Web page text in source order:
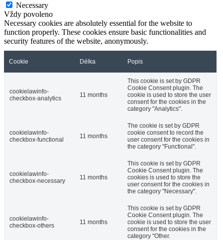
Necessary
Vždy povoleno
Necessary cookies are absolutely essential for the website to
function properly. These cookies ensure basic functionalities and
security features of the website, anonymously.
Cookie Délka Popis
cookielawinfo-
checkbox-analytics
11 months
This cookie is set by GDPR
Cookie Consent plugin. The
cookie is used to store the user
consent for the cookies in the
category "Analytics".
cookielawinfo-
checkbox-functional
11 months
The cookie is set by GDPR
cookie consent to record the
user consent for the cookies in
the category "Functional".
cookielawinfo-
checkbox-necessary
11 months
This cookie is set by GDPR
Cookie Consent plugin. The
cookies is used to store the
user consent for the cookies in
the category "Necessary".
cookielawinfo-
checkbox-others
11 months
This cookie is set by GDPR
Cookie Consent plugin. The
cookie is used to store the user
consent for the cookies in the
category "Other.